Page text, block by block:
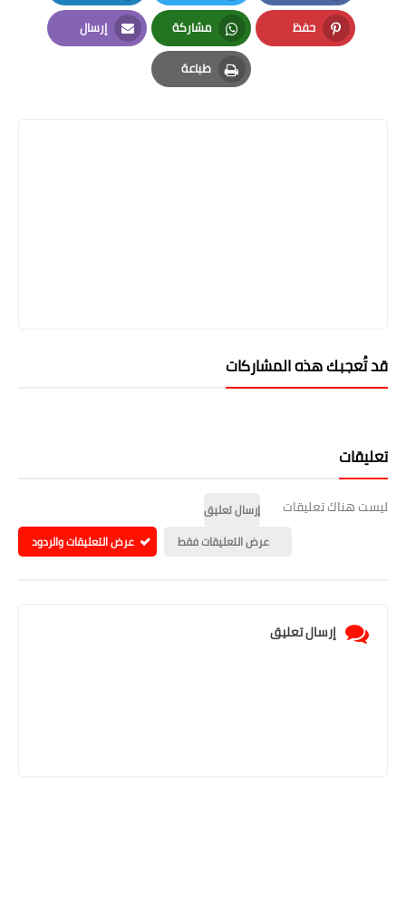
Facebook
Twitter
LinkedIn
حفظ
Pinterest
مشاركة
Whatsapp
إرسال
Email
طباعة
Print
قد تُعجبك هذه المشاركات
تعليقات
ليست هناك تعليقات
إرسال تعليق
عرض التعليقات فقط
عرض التعليقات والردود
إرسال تعليق